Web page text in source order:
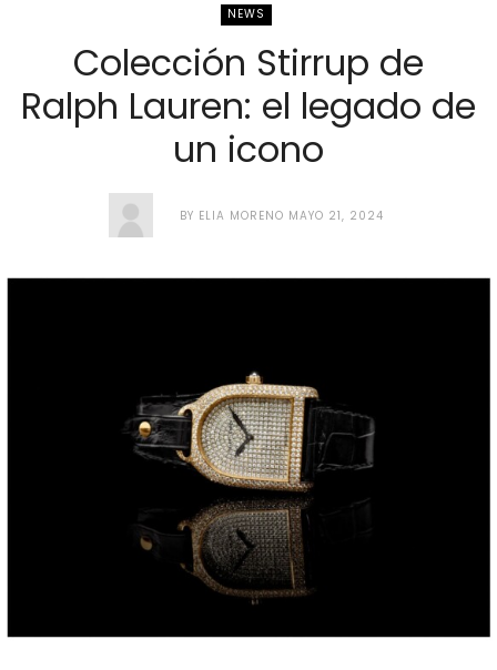
NEWS
Colección Stirrup de
Ralph Lauren: el legado de
un icono
BY ELIA MORENO MAYO 21, 2024